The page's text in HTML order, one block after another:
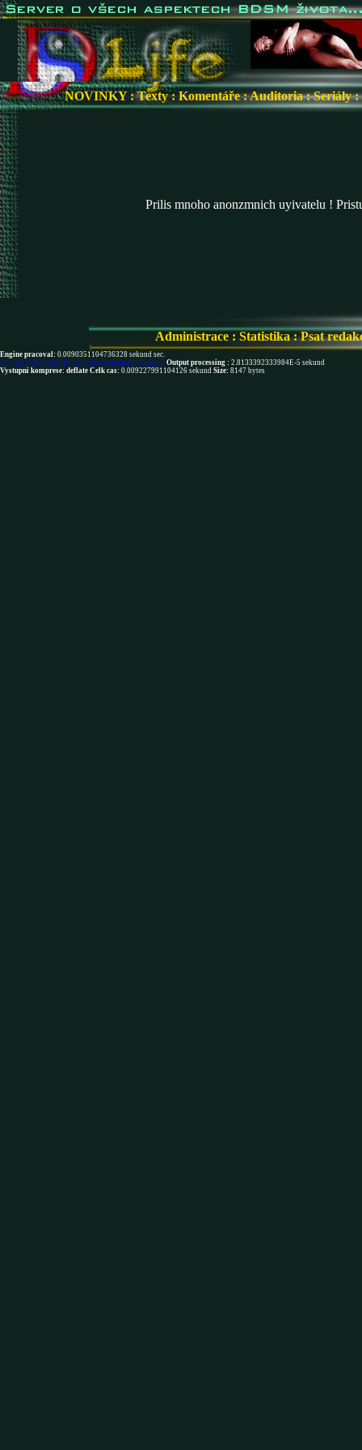
NOVINKY:Texty: Komentáře:Auditoria:Seriály:
Prilis mnoho anonzmnich uyivatelu !
Administrace : Statistika:Psat
Engine pracoval: 0.0090351104736328 sekund sec.
You are NOT robot. Download restrictions not apply Output processing : 2.8133392333984E-5 sekund
Vystupni komprese: deflate Celk cas: 0.009227991104126 sekund Size: 8147 bytes